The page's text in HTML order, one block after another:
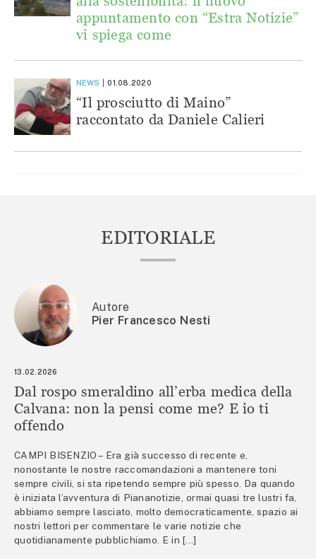
appuntamento con “Estra Notizie”
vi spiega come
NEWS 01.08.2020
“Il prosciutto di Maino”
raccontato da Daniele Calieri
EDITORIALE
Autore
Pier Francesco Nesti
13.02.2026
Dal rospo smeraldino all’erba medica della
Calvana: non la pensi come me? E io ti
offendo
CAMPI BISENZIO – Era già successo di recente e,
nonostante le nostre raccomandazioni a mantenere toni
sempre civili, si sta ripetendo sempre più spesso. Da quando
è iniziata l’avventura di Piananotizie, ormai quasi tre lustri fa,
abbiamo sempre lasciato, molto democraticamente, spazio ai
nostri lettori per commentare le varie notizie che
quotidianamente pubblichiamo. E in […]